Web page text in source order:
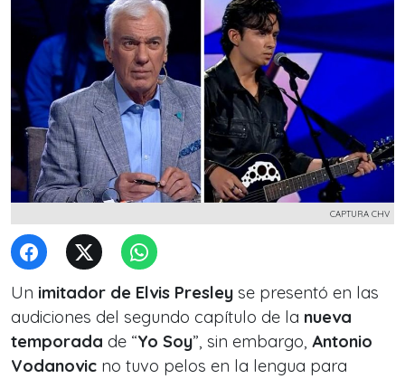
CAPTURA CHV
Un imitador de Elvis Presley se presentó en las
audiciones del segundo capítulo de la nueva
temporada de “Yo Soy”, sin embargo, Antonio
Vodanovic no tuvo pelos en la lengua para